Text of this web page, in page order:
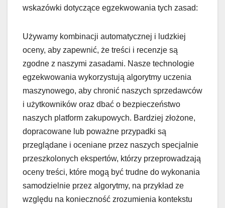
wskazówki dotyczące egzekwowania tych zasad:
Używamy kombinacji automatycznej i ludzkiej
oceny, aby zapewnić, że treści i recenzje są
zgodne z naszymi zasadami. Nasze technologie
egzekwowania wykorzystują algorytmy uczenia
maszynowego, aby chronić naszych sprzedawców
i użytkowników oraz dbać o bezpieczeństwo
naszych platform zakupowych. Bardziej złożone,
dopracowane lub poważne przypadki są
przeglądane i oceniane przez naszych specjalnie
przeszkolonych ekspertów, którzy przeprowadzają
oceny treści, które mogą być trudne do wykonania
samodzielnie przez algorytmy, na przykład ze
względu na konieczność zrozumienia kontekstu